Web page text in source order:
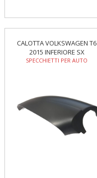
CALOTTA VOLKSWAGEN T6
2015 INFERIORE SX
SPECCHIETTI PER AUTO